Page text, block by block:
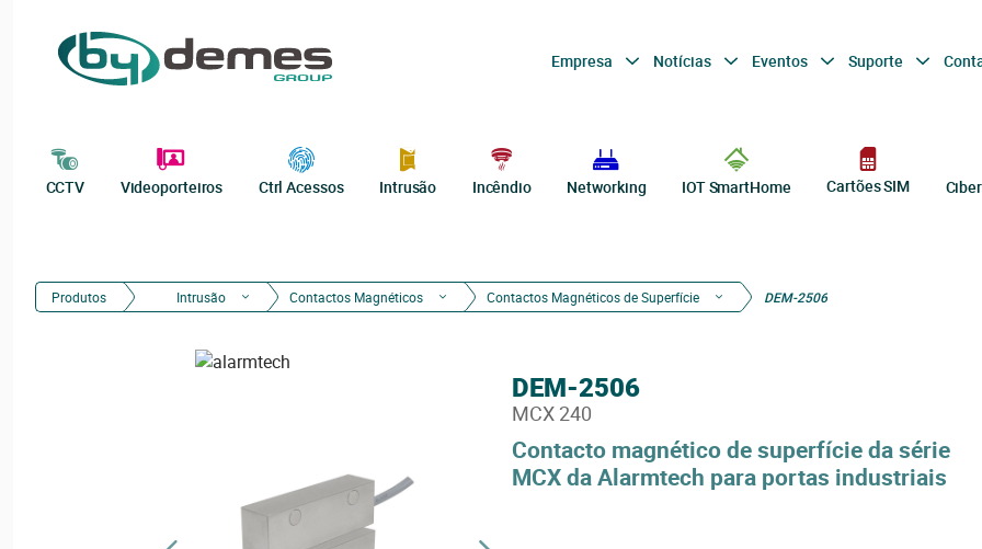
Empresa Notícias Eventos Suporte
CCTV Videoporteiros Ctrl Acessos Intrusão Incêndio Networking IOT SmartHome Cartões SIM
Produtos Intrusão Contactos Magnéticos Contactos Magnéticos de Superfície DEM-2506
Contacto magnético de superfície da série
MCX da Alarmtech para portas industriais
DEM-2506
MCX 240